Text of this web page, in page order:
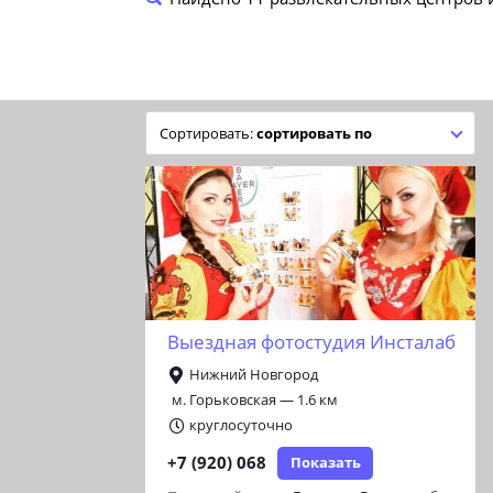
сортировать по
Выездная фотостудия Инсталаб
Нижний Новгород
м. Горьковская — 1.6 км
круглосуточно
+7 (920) 068 Показать